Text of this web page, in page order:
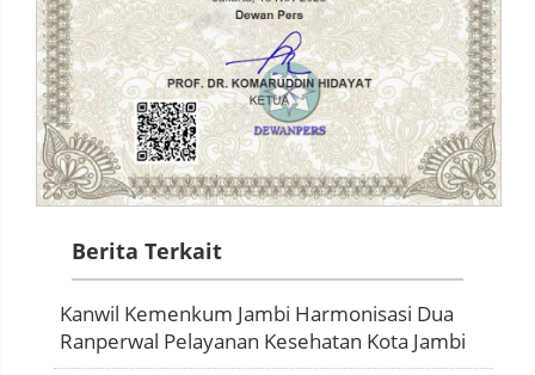
Berita Terkait
Kanwil Kemenkum Jambi Harmonisasi Dua
Ranperwal Pelayanan Kesehatan Kota Jambi